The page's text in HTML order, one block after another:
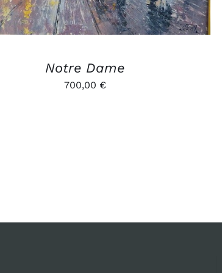
Notre Dame
700,00 €